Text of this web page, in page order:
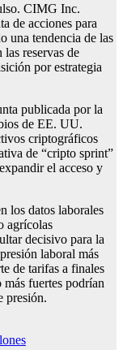
CIMG Inc.
de acciones para
una tendencia de las
las reservas de
por estrategia
publicada por la
de EE. UU.
criptográficos
de “cripto sprint”
el acceso y
los datos laborales
agrícolas
decisivo para la
laboral más
de tarifas a finales
más fuertes podrían
presión.